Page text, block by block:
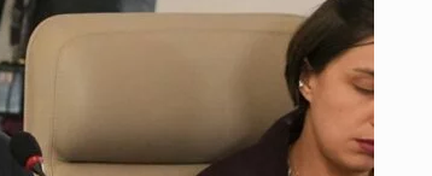
MINISTERIO
CUMPLIDA
SU